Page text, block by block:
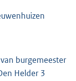
burgemeester
Helder 3